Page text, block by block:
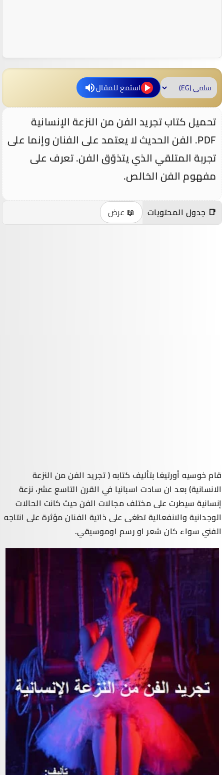
استمع للمقال
تحميل كتاب تجريد الفن من النزعة الإنسانية
PDF. الفن الحديث لا يعتمد على الفنان وإنما على
تجربة المتلقي الذي يتذوّق الفن. تعرف على
مفهوم الفن الخالص.
📑 جدول المحتويات 📖 عرض
قام خوسيه أورتيغا بتأليف كتابه ( تجريد الفن من النزعة
الانسانية) بعد ان سادت اسبانيا في القرن التاسع عشر، نزعة
إنسانية سيطرت على مختلف مجالات الفن حيث كانت الحالات
الوجدانية والانفعالية تطغى على ذاتية الفنان مؤثرة على انتاجه
الفني سواء كان شعر او رسم اوموسيقي.